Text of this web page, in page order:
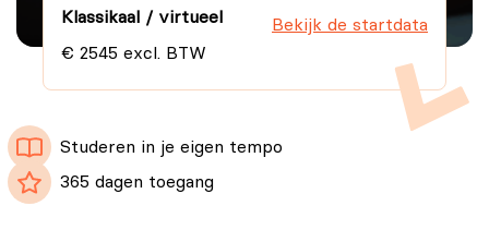
Klassikaal / virtueel
€ 2545 excl. BTW
Bekijk de startdata
Studeren in je eigen tempo
365 dagen toegang